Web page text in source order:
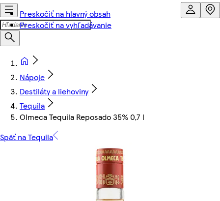
Preskočiť na hlavný obsah
Preskočiť na vyhľadávanie
Nápoje
Destiláty a liehoviny
Tequila
Olmeca Tequila Reposado 35% 0,7 l
Späť na Tequila